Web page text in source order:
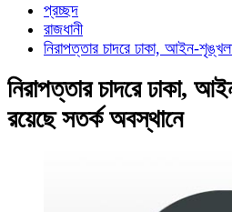
প্রচ্ছদ
রাজধানী
নিরাপত্তার চাদরে ঢাকা, আইন-
নিরাপত্তার চাদরে ঢাকা,
রয়েছে সতর্ক অবস্থানে